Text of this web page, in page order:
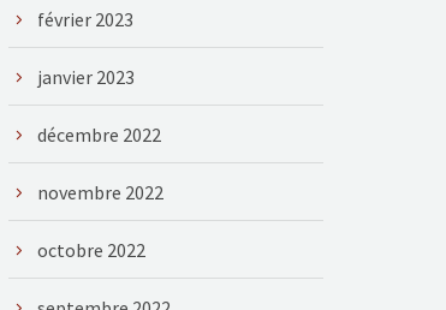
février 2023
janvier 2023
décembre 2022
novembre 2022
octobre 2022